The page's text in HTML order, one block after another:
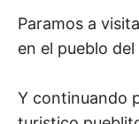
Paramos a
en el pueblo
Y continuando